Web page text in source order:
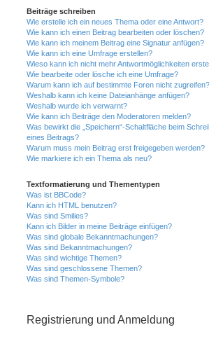
Beiträge schreiben
Wie erstelle ich ein neues Thema oder eine Antwort?
Wie kann ich einen Beitrag bearbeiten oder löschen?
Wie kann ich meinem Beitrag eine Signatur anfügen?
Wie kann ich eine Umfrage erstellen?
Wieso kann ich nicht mehr Antwortmöglichkeiten
Wie bearbeite oder lösche ich eine Umfrage?
Warum kann ich auf bestimmte Foren nicht zugreifen?
Weshalb kann ich keine Dateianhänge anfügen?
Weshalb wurde ich verwarnt?
Wie kann ich Beiträge den Moderatoren melden?
Was bewirkt die „Speichern“-Schaltfläche beim
eines Beitrags?
Warum muss mein Beitrag erst freigegeben werden?
Wie markiere ich ein Thema als neu?
Textformatierung und Thementypen
Was ist BBCode?
Kann ich HTML benutzen?
Was sind Smilies?
Kann ich Bilder in meine Beiträge einfügen?
Was sind globale Bekanntmachungen?
Was sind Bekanntmachungen?
Was sind wichtige Themen?
Was sind geschlossene Themen?
Was sind Themen-Symbole?
Registrierung und Anmeldung